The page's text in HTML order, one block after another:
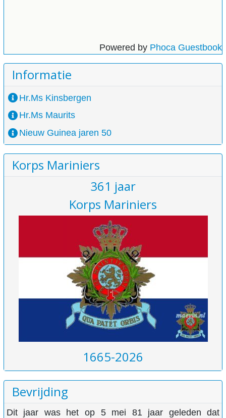
Powered by Phoca Guestbook
Informatie
Hr.Ms Kinsbergen
Hr.Ms Maurits
Nieuw Guinea jaren 50
Korps Mariniers
361 jaar
Korps Mariniers
1665-2026
Bevrijding
Dit jaar was het op 5 mei 81 jaar geleden dat